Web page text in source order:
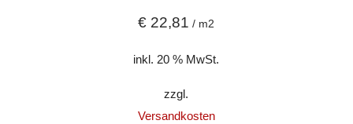
€ 22,81 / m2
inkl. 20 % MwSt.
zzgl.
Versandkosten